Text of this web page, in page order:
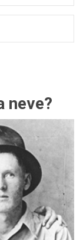
neve?